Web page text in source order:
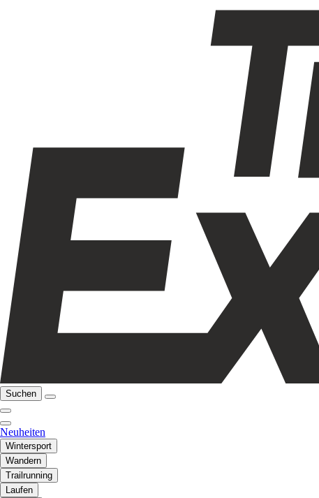
Suchen
Neuheiten
Wintersport
Wandern
Trailrunning
Laufen